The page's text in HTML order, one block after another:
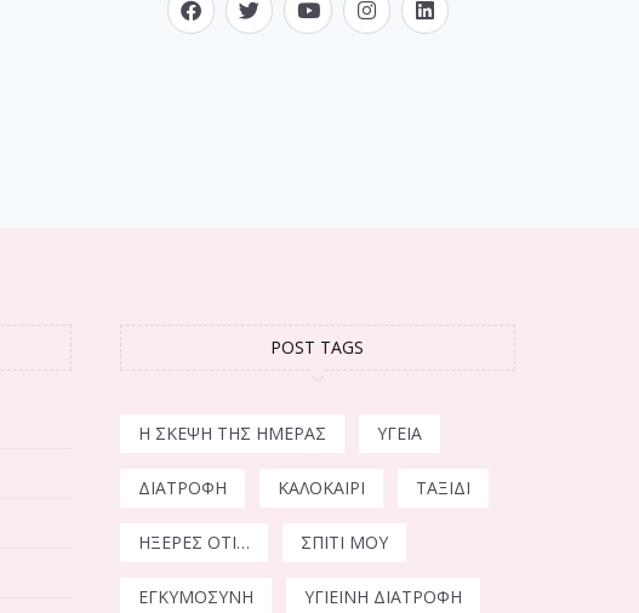
POST TAGS
Η ΣΚΈΨΗ ΤΗΣ ΗΜΈΡΑΣ ΥΓΕΊΑ
ΔΙΑΤΡΟΦΉ ΚΑΛΟΚΑΊΡΙ ΤΑΞΊΔΙ
ΉΞΕΡΕΣ ΌΤΙ… ΣΠΊΤΙ ΜΟΥ
ΕΓΚΥΜΟΣΎΝΗ ΥΓΙΕΙΝΉ ΔΙΑΤΡΟΦΉ